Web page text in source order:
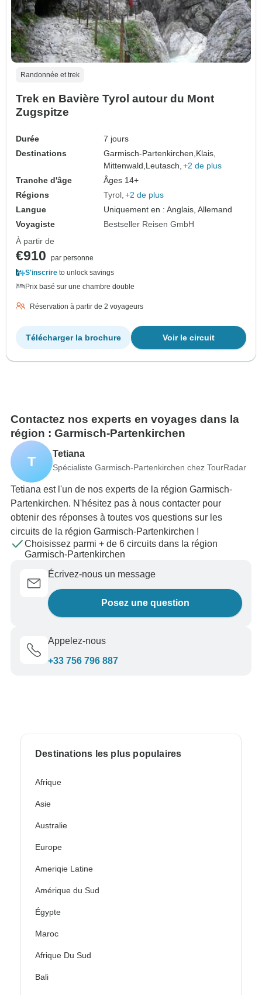
Randonnée et trek
Trek en Bavière Tyrol autour du Mont
Zugspitze
Durée
7 jours
Destinations
Garmisch-Partenkirchen, Klais,
Mittenwald, Leutasch, +2 de plus
Tranche d'âge
Âges 14+
Régions
Tyrol +2 de plus
Langue
Uniquement en : Anglais, Allemand
Voyagiste
Bestseller Reisen GmbH
À partir de
€910
par personne
S'inscrire to unlock savings
Prix basé sur une chambre double
Réservation à partir de 2 voyageurs
Voir le circuit
Télécharger la brochure
Contactez nos experts en voyages dans la
région : Garmisch-Partenkirchen
T Tetiana
Spécialiste Garmisch-Partenkirchen chez TourRadar
Tetiana est l'un de nos experts de la région Garmisch-
Partenkirchen. N'hésitez pas à nous contacter pour
obtenir des réponses à toutes vos questions sur les
circuits de la région Garmisch-Partenkirchen !
Choisissez parmi + de 6 circuits dans la région
Garmisch-Partenkirchen
Écrivez-nous un message
Posez une question
Appelez-nous
+33 756 796 887
Destinations les plus populaires
Afrique
Asie
Australie
Europe
Ameriqie Latine
Amérique du Sud
Égypte
Maroc
Afrique Du Sud
Bali